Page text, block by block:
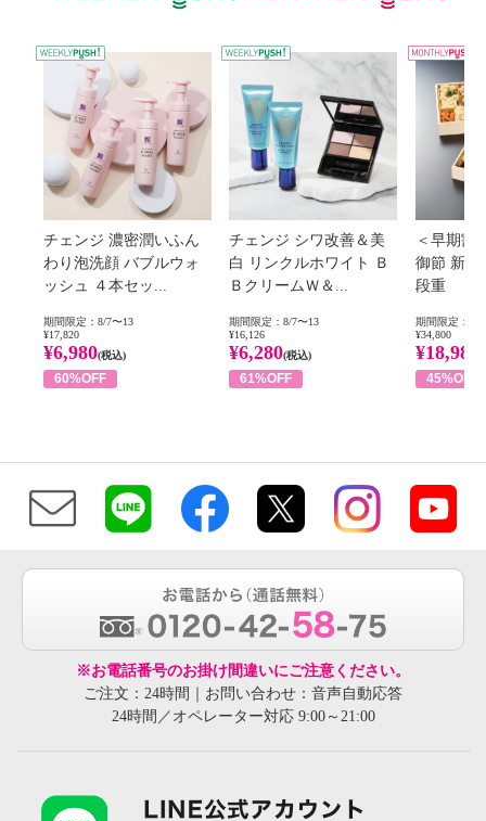
WEEKLY PUSH
チェンジ 濃密潤いふん
わり泡洗顔 バブルウォ
ッシュ ４本セッ...
期間限定：8/7〜13
¥17,820
¥6,980(税込)
60%OFF
チェンジ シワ改善＆美
白 リンクルホワイト Ｂ
ＢクリームＷ＆...
期間限定：8/7〜13
¥16,126
¥6,280(税込)
61%OFF
＜早期割
御節 新春
段重
期間限定：8/1
¥34,800
¥18,980
45%OFF
※お電話番号のお掛け間違いにご注意ください。
ご注文：24時間｜お問い合わせ：音声自動応答
24時間／オペレーター対応 9:00～21:00